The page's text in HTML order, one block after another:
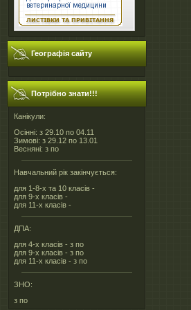
Географія сайту
Потрібно знати!!!
Канікули:
Осінні: з 29.10 по 04.11
Зимові: з 29.12 по 13.01
Весняні: з по
Навчальний рік закінчується:
для 1-8-х та 10 класів -
для 9-х класів -
для 11-х класів -
ДПА:
для 4-х класів - з по
для 9-х класів - з по
для 11-х класів - з по
ЗНО:
з по